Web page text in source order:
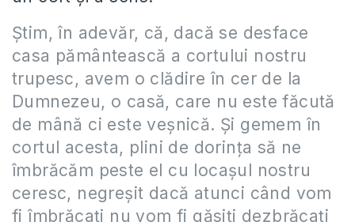
Ştim, în adevăr, că, dacă se desface
casa pământească a cortului nostru
trupesc, avem o clădire în cer de la
Dumnezeu, o casă, care nu este făcută
de mână ci este veşnică. Şi gemem în
cortul acesta, plini de dorinţa să ne
îmbrăcăm peste el cu locaşul nostru
ceresc, negreşit dacă atunci când vom
fi îmbrăcaţi nu vom fi găsiţi dezbrăcaţi